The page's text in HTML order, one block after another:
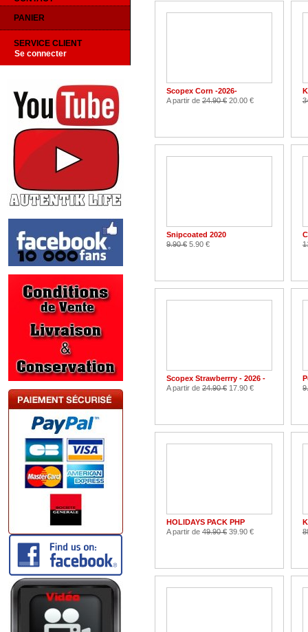
PANIER
SERVICE CLIENT
Se connecter
Scopex Corn -2026-
A partir de 24.90 € 20.00 €
Snipcoated 2020
9.90 € 5.90 €
Scopex Strawberrry - 2026 -
A partir de 24.90 € 17.90 €
HOLIDAYS PACK PHP
A partir de 49.90 € 39.90 €